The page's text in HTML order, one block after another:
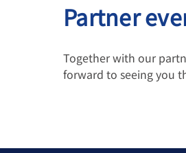
Partner
Together with our
forward to seeing you